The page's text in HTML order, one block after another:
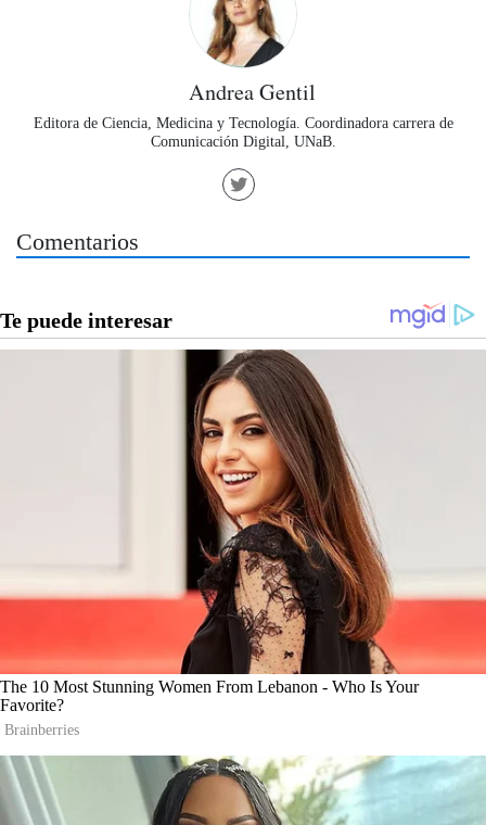
Andrea Gentil
Editora de Ciencia, Medicina y Tecnología. Coordinadora carrera de
Comunicación Digital, UNaB.
Comentarios